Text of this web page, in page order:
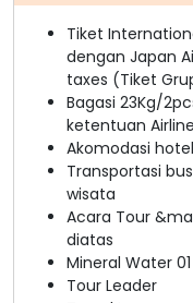
Tiket
dengan Japan
taxes (Tiket
Bagasi 23Kg/
ketentuan
Akomodasi
Transportasi
wisata
Acara Tour
diatas
Mineral Water
Tour Leader